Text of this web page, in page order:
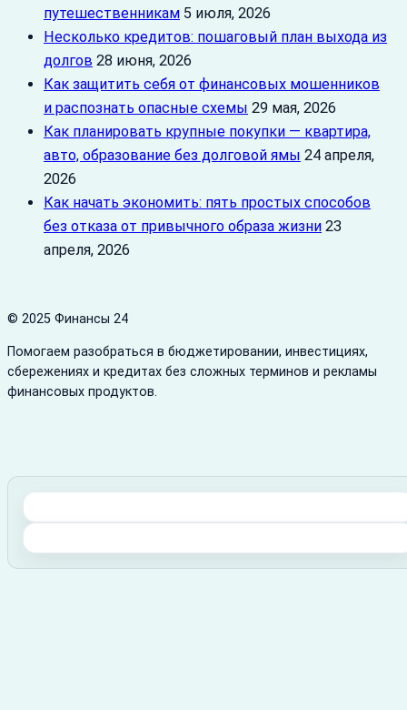
путешественникам 5 июля, 2026
Несколько кредитов: пошаговый план выхода из
долгов 28 июня, 2026
Как защитить себя от финансовых мошенников
и распознать опасные схемы 29 мая, 2026
Как планировать крупные покупки — квартира,
авто, образование без долговой ямы 24 апреля,
2026
Как начать экономить: пять простых способов
без отказа от привычного образа жизни 23
апреля, 2026
© 2025 Финансы 24
Помогаем разобраться в бюджетировании, инвестициях,
сбережениях и кредитах без сложных терминов и рекламы
финансовых продуктов.